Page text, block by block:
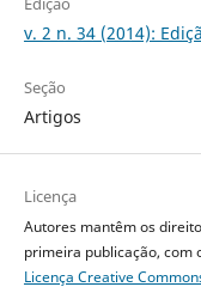
v. 2 n. 34 (2014):
Seção
Artigos
Licença
Autores mantêm os
primeira publicação, com
Licença Creative